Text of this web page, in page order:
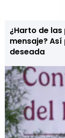
¿Harto de
mensaje?
deseada